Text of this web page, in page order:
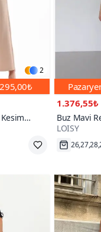
2
295,00₺
1.376,55₺
Buz Mavi
Starlight
Denim
LOISY